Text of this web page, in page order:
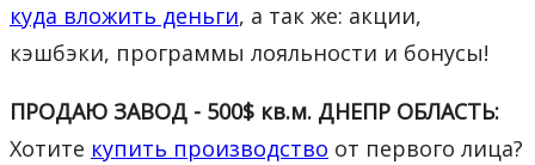
куда вложить деньги, а так же: акции,
кэшбэки, программы лояльности и бонусы!
ПРОДАЮ ЗАВОД - 500$ кв.м. ДНЕПР ОБЛАСТЬ:
Хотите купить производство от первого лица?